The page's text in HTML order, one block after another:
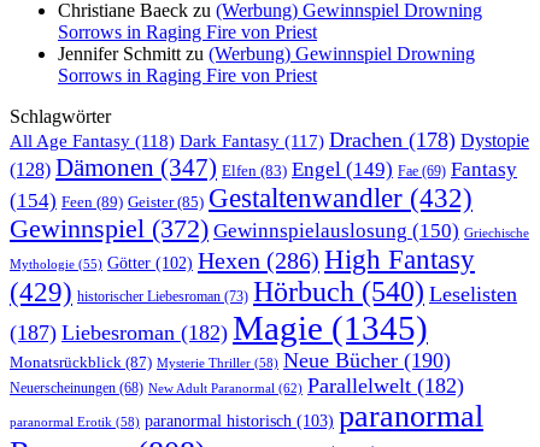
Christiane Baeck zu (Werbung) Gewinnspiel Drowning
Sorrows in Raging Fire von Priest
Jennifer Schmitt zu (Werbung) Gewinnspiel Drowning
Sorrows in Raging Fire von Priest
Schlagwörter
All Age Fantasy (118) Dark Fantasy (117) Drachen (178) Dystopie
(128) Dämonen (347) Elfen (83) Engel (149) Fae (69) Fantasy
(154) Feen (89) Geister(85) Gestaltenwandler (432)
Gewinnspiel (372) Gewinnspielauslosung (150) Griechische
Mythologie (55) Götter (102) Hexen (286) High Fantasy
(429) historischer Liebesroman (73) Hörbuch (540) Leselisten
(187) Liebesroman (182) Magie (1345)
Monatsrückblick (87) Mysterie Thriller (58) Neue Bücher (190)
Neuerscheinungen (68) New Adult Paranormal (62) Parallelwelt (182)
paranormal Erotik (58) paranormal historisch (103) paranormal